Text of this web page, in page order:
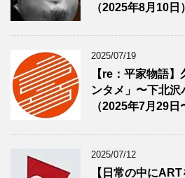
（2025年8月10日）
2025/07/19
【re：平家物語
ンタメ」〜下北
（2025年7月29日
2025/07/12
【日常の中に